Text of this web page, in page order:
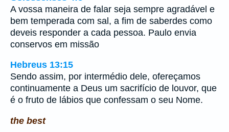
A vossa maneira de falar seja sempre agradável e
bem temperada com sal, a fim de saberdes como
deveis responder a cada pessoa. Paulo envia
conservos em missão
Hebreus 13:15
Sendo assim, por intermédio dele, ofereçamos
continuamente a Deus um sacrifício de louvor, que
é o fruto de lábios que confessam o seu Nome.
the best